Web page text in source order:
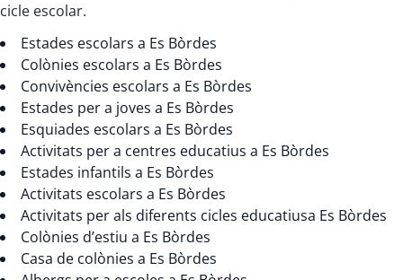
cicle escolar.
Estades escolars a Es Bòrdes
Colònies escolars a Es Bòrdes
Convivències escolars a Es Bòrdes
Estades per a joves a Es Bòrdes
Esquiades escolars a Es Bòrdes
Activitats per a centres educatius a Es Bòrdes
Estades infantils a Es Bòrdes
Activitats escolars a Es Bòrdes
Activitats per als diferents cicles educatiusa Es Bòrdes
Colònies d’estiu a Es Bòrdes
Casa de colònies a Es Bòrdes